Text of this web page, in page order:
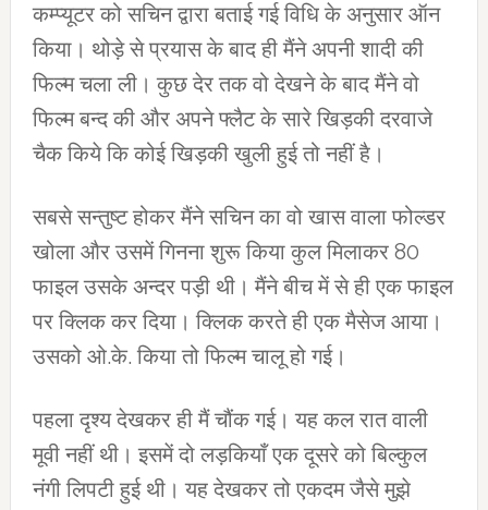
कम्‍प्‍यूटर को सचिन द्वारा बताई गई विधि के अनुसार ऑन
किया। थोड़े से प्रयास के बाद ही मैंने अपनी शादी की
फिल्‍म चला ली। कुछ देर तक वो देखने के बाद मैंने वो
फिल्‍म बन्‍द की और अपने फ्लैट के सारे खिड़की दरवाजे
चैक किये कि कोई खिड़की खुली हुई तो नहीं है।
सबसे सन्‍तुष्‍ट होकर मैंने सचिन का वो खास वाला फोल्‍डर
खोला और उसमें गिनना शुरू किया कुल मिलाकर 80
फाइल उसके अन्‍दर पड़ी थी। मैंने बीच में से ही एक फाइल
पर क्‍लिक कर दिया। क्लिक करते ही एक मैसेज आया।
उसको ओ.के. किया तो फिल्‍म चालू हो गई।
पहला दृश्‍य देखकर ही मैं चौंक गई। यह कल रात वाली
मूवी नहीं थी। इसमें दो लड़कियाँ एक दूसरे को बिल्‍कुल
नंगी लिपटी हुई थी। यह देखकर तो एकदम जैसे मुझे